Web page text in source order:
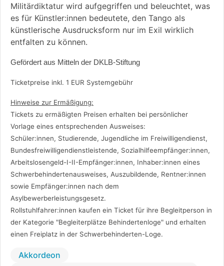
Militärdiktatur wird aufgegriffen und beleuchtet, was
es für Künstler:innen bedeutete, den Tango als
künstlerische Ausdrucksform nur im Exil wirklich
entfalten zu können.
Gefördert aus Mitteln der DKLB-Stiftung
Ticketpreise inkl. 1 EUR Systemgebühr
Hinweise zur Ermäßigung:
Tickets zu ermäßigten Preisen erhalten bei persönlicher
Vorlage eines entsprechenden Ausweises:
Schüler:innen, Studierende, Jugendliche im Freiwilligendienst,
Bundesfreiwilligendienstleistende, Sozialhilfeempfänger:innen,
Arbeitslosengeld-I-II-Empfänger:innen, Inhaber:innen eines
Schwerbehindertenausweises, Auszubildende, Rentner:innen
sowie Empfänger:innen nach dem
Asylbewerberleistungsgesetz.
Rollstuhlfahrer:innen kaufen ein Ticket für ihre Begleitperson in
der Kategorie "Begleiterplätze Behindertenloge" und erhalten
einen Freiplatz in der Schwerbehinderten-Loge.
Akkordeon